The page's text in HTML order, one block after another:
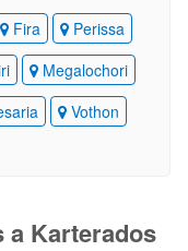
Fira
Perissa
Megalochori
Vothon
a Karterados